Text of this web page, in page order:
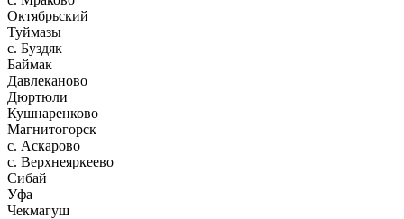
Октябрьский
Туймазы
c. Буздяк
Баймак
Давлеканово
Дюртюли
Кушнаренково
Магнитогорск
с. Аскарово
с. Верхнеяркеево
Сибай
Уфа
Чекмагуш